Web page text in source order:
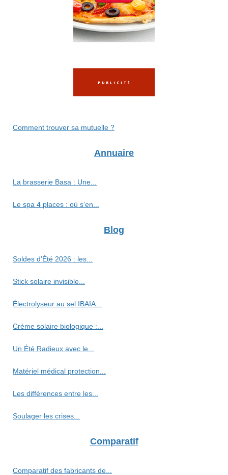
Comment trouver sa mutuelle ?
Annuaire
La brasserie Basa : Une...
Le spa 4 places : où s'en...
Blog
Soldes d’Été 2026 : les...
Stick solaire invisible...
Électrolyseur au sel IBAIA...
Crème solaire biologique :...
Un Été Radieux avec le...
Matériel médical protection...
Les différences entre les...
Soulager les crises...
Comparatif
Comparatif des fabricants de...